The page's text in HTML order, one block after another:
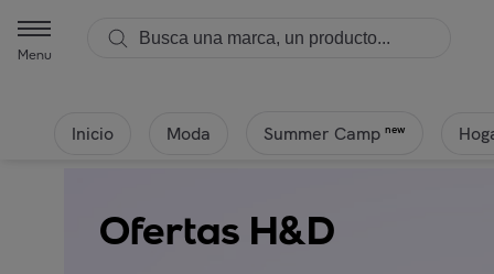
Menu
Inicio Moda Summer Camp new
Ofertas H&D